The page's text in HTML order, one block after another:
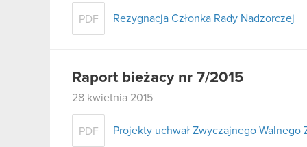
PDF Rezygnacja Członka Rady Nadzorczej
Raport bieżacy nr 7/2015
28 kwietnia 2015
PDF Projekty uchwał Zwyczajnego